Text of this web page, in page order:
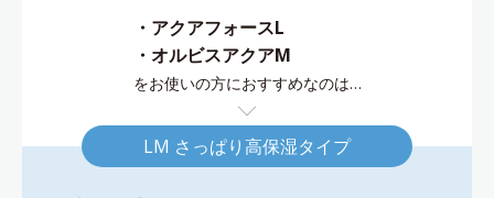
・アクアフォースL
・オルビスアクアM
をお使いの方におすすめなのは…
LM さっぱり高保湿タイプ